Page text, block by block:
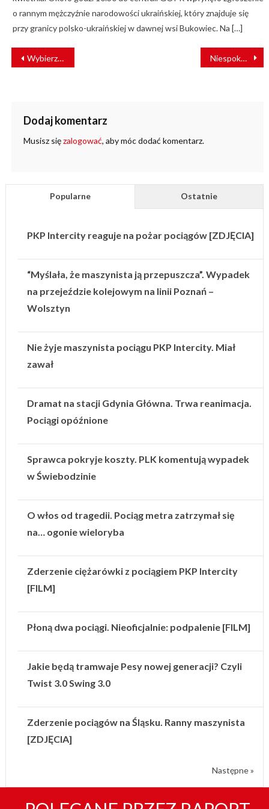
o rannym mężczyźnie narodowości ukraińskiej, który znajduje się
przy granicy polsko-ukraińskiej w dawnej wsi Bukowiec. Na […]
NAWIGACJA
WPISU
Wybierz patronów bydgoskich tramwajów [PLEBISCYT] Niespokojny początek roku w cyberświecie
Dodaj komentarz
Musisz sięzalogować, aby móc dodać komentarz.
Popularne Ostatnie
PKP Intercity reaguje na pożar pociągów [ZDJĘCIA]
“Myślała, że maszynista ją przepuszcza”. Wypadek
na przejeździe kolejowym na linii Poznań –
Wolsztyn
Nie żyje maszynista pociągu PKP Intercity. Miał
zawał
Dramat na stacji Gdynia Główna. Trwa reanimacja.
Pociągi opóźnione
Sprawca pokryje koszty. PLK komentują wypadek
w Świebodzinie
O włos od tragedii. Pociąg metra zatrzymał się
na… ogonie wieloryba
Zderzenie ciężarówki z pociągiem PKP Intercity
[FILM]
Płoną dwa pociągi. Nieoficjalnie: podpalenie [FILM]
Jakie będą tramwaje Pesy nowej generacji? Czyli
Twist 3.0 Swing 3.0
Zderzenie pociągów na Śląsku. Ranny maszynista
[ZDJĘCIA]
Następne »